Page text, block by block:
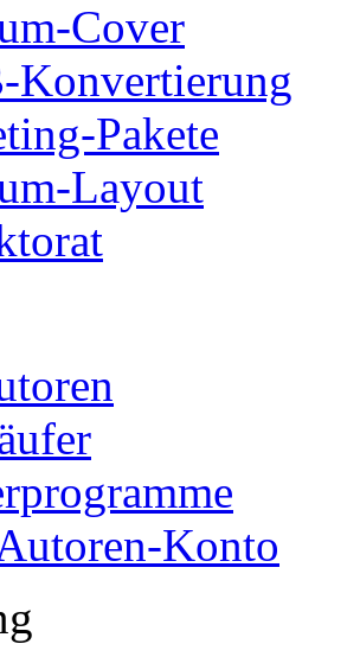
Cover
Konvertierung
Pakete
Layout
Konto